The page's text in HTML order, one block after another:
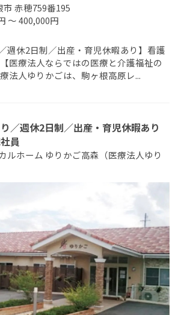
赤穂759番195
～ 400,000円
週休2日制／出産・育児休暇あり】看護
医療法人ならではの医療と介護福祉の
法人ゆりかごは、駒ヶ根高原レ...
／週休2日制／出産・育児休暇あり
員
ルホーム ゆりかご高森（医療法人ゆり